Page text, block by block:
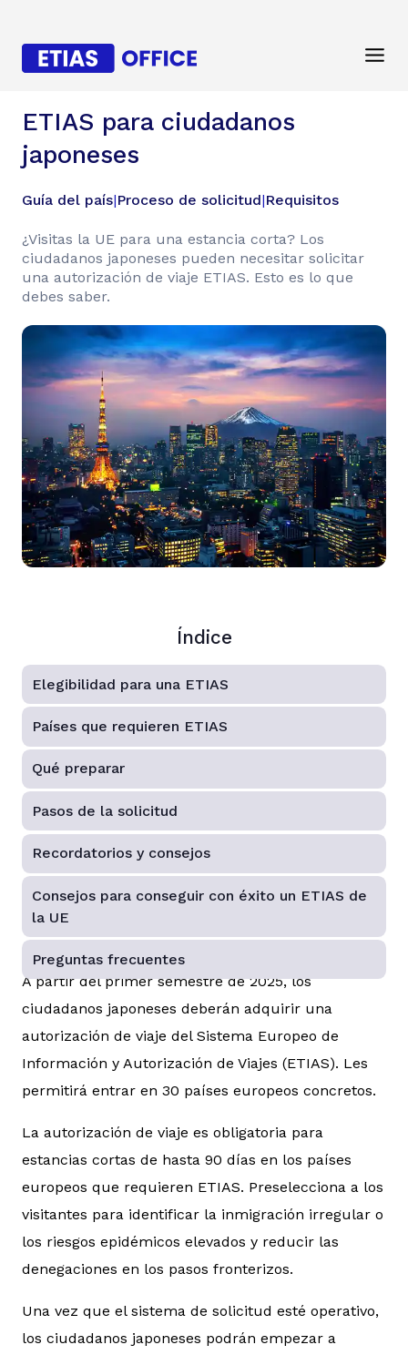
ETIAS para ciudadanos
japoneses
Guía del país|Proceso de solicitud|Requisitos
¿Visitas la UE para una estancia corta? Los
ciudadanos japoneses pueden necesitar solicitar
una autorización de viaje ETIAS. Esto es lo que
debes saber.
Índice
Elegibilidad para una ETIAS
Países que requieren ETIAS
Qué preparar
Pasos de la solicitud
Recordatorios y consejos
Consejos para conseguir con éxito un ETIAS de
la UE
Preguntas frecuentes
A partir del primer semestre de 2025, los
ciudadanos japoneses deberán adquirir una
autorización de viaje del Sistema Europeo de
Información y Autorización de Viajes (ETIAS). Les
permitirá entrar en 30 países europeos concretos.
La autorización de viaje es obligatoria para
estancias cortas de hasta 90 días en los países
europeos que requieren ETIAS. Preselecciona a los
visitantes para identificar la inmigración irregular o
los riesgos epidémicos elevados y reducir las
denegaciones en los pasos fronterizos.
Una vez que el sistema de solicitud esté operativo,
los ciudadanos japoneses podrán empezar a